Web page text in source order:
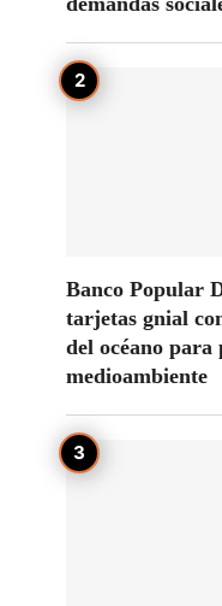
Banco Popular
tarjetas gnial
del océano para
medioambiente